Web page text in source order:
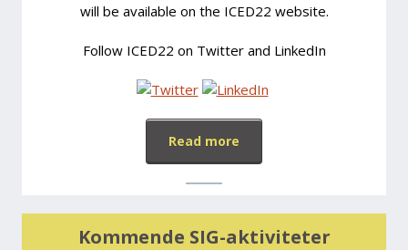
will be available on the ICED22 website.
Follow ICED22 on Twitter and LinkedIn
Read more
Kommende SIG-aktiviteter